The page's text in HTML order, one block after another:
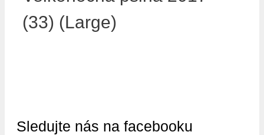
(33) (Large)
Sledujte nás na facebooku